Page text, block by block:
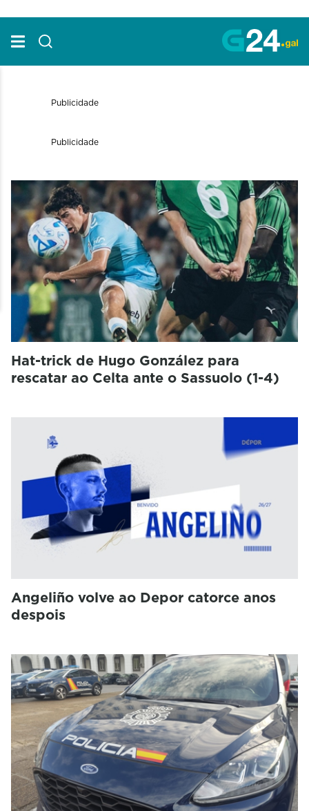
Hat-trick de Hugo González para
rescatar ao Celta ante o Sassuolo (1-4)
Angeliño volve ao Depor catorce anos
despois
Publicidade
Publicidade